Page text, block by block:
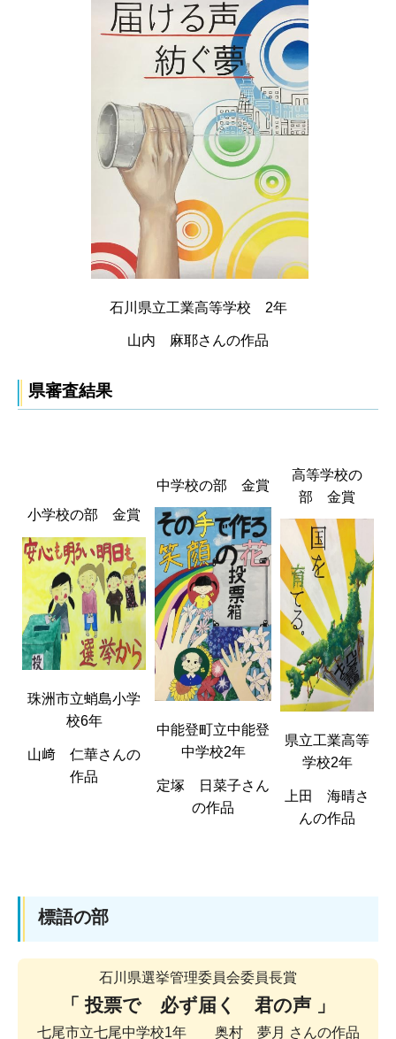
石川県立工業高等学校 2年
山内 麻耶さんの作品
県審査結果
小学校の部 金賞
珠洲市立蛸島小学
校6年
山﨑 仁華さんの
作品
中学校の部 金賞
中能登町立中能登
中学校2年
定塚 日菜子さん
の作品
高等学校の
部 金賞
県立工業高等
学校2年
上田 海晴さ
んの作品
標語の部
石川県選挙管理委員会委員長賞
「 投票で 必ず届く 君の声 」
七尾市立七尾中学校1年 奥村 夢月 さんの作品